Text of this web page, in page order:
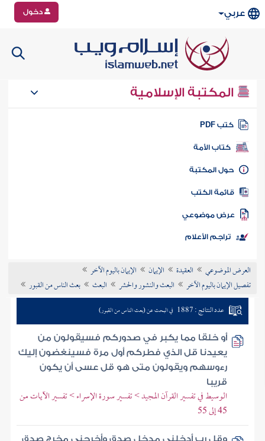
عربي دخول
المكتبة الإسلامية
كتب PDF
كتاب الأمة
المكتبة
الكتب
موضوعي
تراجم الأعلام
العرض الموضوعي العقيدة الإيمان
الإيمان باليوم الآخر
تفصيل الإيمان باليوم الآخر
البعث والنشور والحشر البعث بعث الناس من القبور
عدد النتائج : 1887 في البحث عن (بعث الناس من القبور)
أو خلقا مما يكبر في صدوركم فسيقولون من
يعيدنا قل الذي فطركم أول مرة فسينغضون إليك
رءوسهم ويقولون متى هو قل عسى أن يكون
قريبا
الوسيط في تفسير القرآن المجيد > تفسير سورة الإسراء > تفسير الآيات من
45 إلى 55
وقل رب أدخلني مدخل صدق وأخرجني مخرج صدق